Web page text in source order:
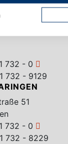
732 - 0
732 - 9129
51
732 - 0
732 - 8229